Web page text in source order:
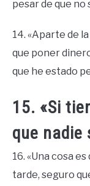
pesar de que no
14. «Aparte de
que poner
que he estado
15. «Si
que nadie
16. «Una cosa
tarde, seguro